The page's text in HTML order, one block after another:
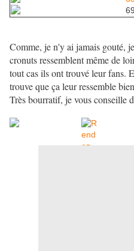
Comme, je n'y ai jamais gouté,
cronuts ressemblent même de
tout cas ils ont trouvé leur fans.
trouve que ça leur ressemble
Très bourratif, je vous conseille